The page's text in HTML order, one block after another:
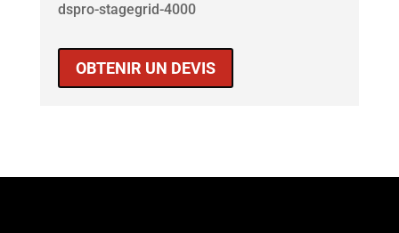
dspro-stagegrid-4000
OBTENIR UN DEVIS